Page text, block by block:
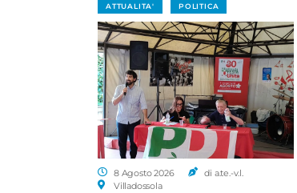
ATTUALITA' POLITICA
8 Agosto 2026
di a.te.-v.l.
Villadossola